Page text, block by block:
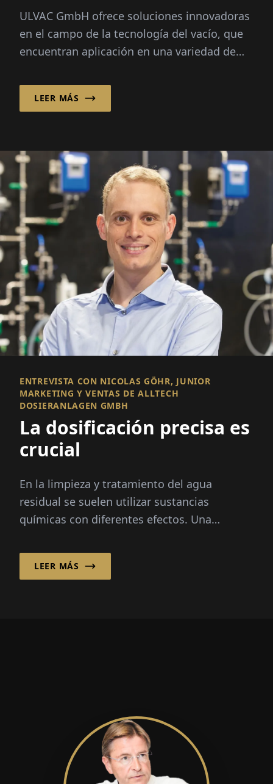
ULVAC GmbH ofrece soluciones innovadoras
en el campo de la tecnología del vacío, que
encuentran aplicación en una variedad de
LEER MÁS
ENTREVISTA CON NICOLAS GÖHR, JUNIOR
MARKETING Y VENTAS DE ALLTECH
DOSIERANLAGEN GMBH
La dosificación precisa es
crucial
En la limpieza y tratamiento del agua
residual se suelen utilizar sustancias
químicas con diferentes efectos. Una
proceso...
LEER MÁS